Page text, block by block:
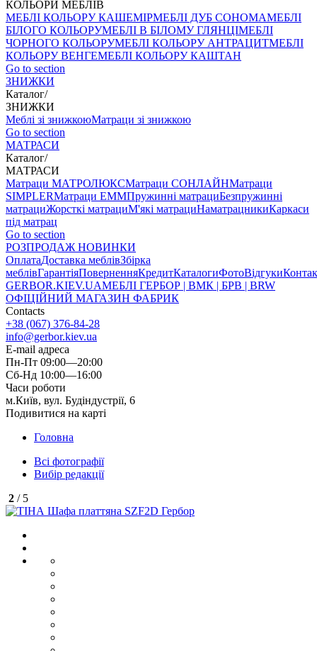
КОЛЬОРИ МЕБЛІВ
МЕБЛІ КОЛЬОРУ КАШЕМІРМЕБЛІ ДУБ СОНОМАМЕБЛІ
БІЛОГО КОЛЬОРУМЕБЛІ В БІЛОМУ ГЛЯНЦІМЕБЛІ
ЧОРНОГО КОЛЬОРУМЕБЛІ КОЛЬОРУ АНТРАЦИТМЕБЛІ
КОЛЬОРУ ВЕНГЕМЕБЛІ КОЛЬОРУ КАШТАН
Go to section
ЗНИЖКИ
Каталог/
ЗНИЖКИ
Меблі зі знижкоюМатраци зі знижкою
Go to section
МАТРАСИ
Каталог/
МАТРАСИ
Матраци МАТРОЛЮКСМатраци СОНЛАЙНМатраци
SIMPLERМатраци ЕММПружинні матрациБезпружинні
матрациЖорсткі матрациМ'які матрациНаматрацникиКаркаси
під матрац
Go to section
РОЗПРОДАЖ НОВИНКИ
ОплатаДоставка меблівЗбірка
меблівГарантіяПоверненняКредитКаталогиФотоВідгуки
GERBOR.KIEV.UAМЕБЛI ГЕРБОР | ВМК | БРВ | BRW
ОФІЦІЙНИЙ МАГАЗИН ФАБРИК
Contacts
+38 (067) 376-84-28
info@gerbor.kiev.ua
E-mail адреса
Пн-Пт 09:00—20:00
Сб-Нд 10:00—16:00
Часи роботи
м.Київ, вул. Будіндустрії, 6
Подивитися на карті
Головна
Всі фотографії
Вибір редакції
2 / 5